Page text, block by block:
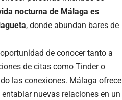
nocturna de Málaga es
, donde abundan bares de
de conocer tanto a
de citas como Tinder o
las conexiones. Málaga ofrece
nuevas relaciones en un